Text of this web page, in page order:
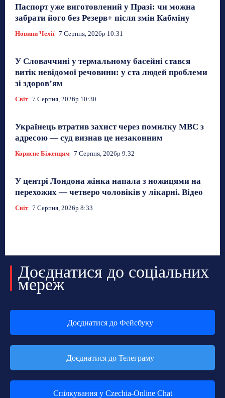
Паспорт уже виготовлений у Празі: чи можна
забрати його без Резерв+ після змін Кабміну
Новини Чехії 7 Серпня, 2026р 10:31
У Словаччині у термальному басейні стався
витік невідомої речовини: у ста людей проблеми
зі здоров’ям
Світ 7 Серпня, 2026р 10:30
Українець втратив захист через помилку МВС з
адресою — суд визнав це незаконним
Корисне Біженцям 7 Серпня, 2026р 9:32
У центрі Лондона жінка напала з ножицями на
перехожих — четверо чоловіків у лікарні. Відео
Світ 7 Серпня, 2026р 8:33
Доєднатися до соціальних
мереж
Доєднатися до Фейсбуку
Доєднатися до Телеграму
Спілкування у Czechia-Online Chat